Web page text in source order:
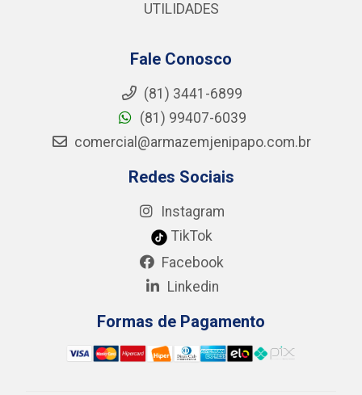
UTILIDADES
Fale Conosco
(81) 3441-6899
(81) 99407-6039
comercial@armazemjenipapo.com.br
Redes Sociais
Instagram
TikTok
Facebook
Linkedin
Formas de Pagamento